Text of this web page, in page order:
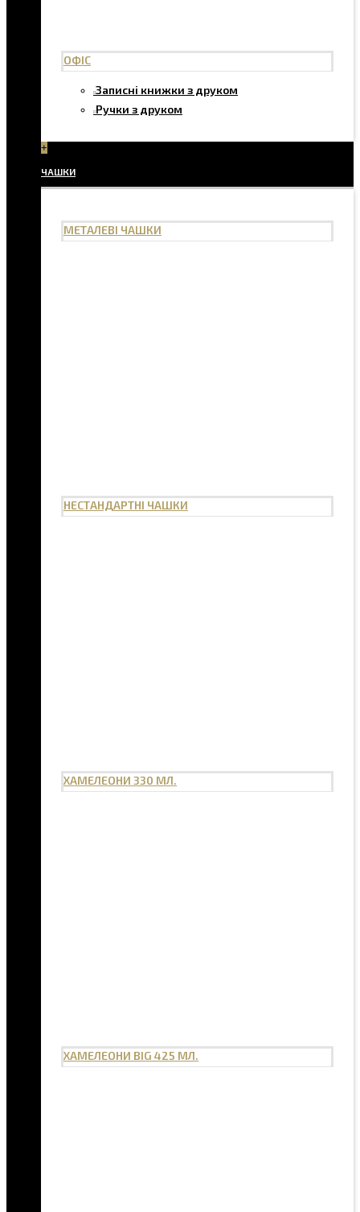
ОФІС
Записні книжки з друком
Ручки з друком
+
ЧАШКИ
МЕТАЛЕВІ ЧАШКИ
НЕСТАНДАРТНІ ЧАШКИ
ХАМЕЛЕОНИ 330 МЛ.
ХАМЕЛЕОНИ BIG 425 МЛ.